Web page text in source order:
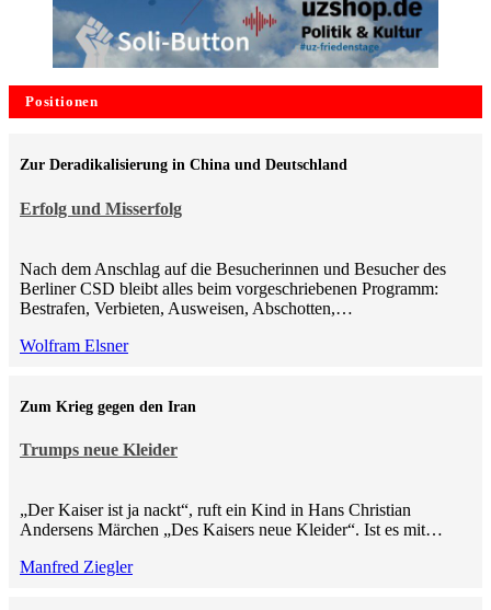
Positionen
Erfolg und Misserfolg
Zur Deradikalisierung in China und Deutschland
Nach dem Anschlag auf die Besucherinnen und Besucher des
Berliner CSD bleibt alles beim vorgeschriebenen Programm:
Bestrafen, Verbieten, Ausweisen, Abschotten,…
Wolfram Elsner
Trumps neue Kleider
Zum Krieg gegen den Iran
„Der Kaiser ist ja nackt“, ruft ein Kind in Hans Christian
Andersens Märchen „Des Kaisers neue Kleider“. Ist es mit…
Manfred Ziegler